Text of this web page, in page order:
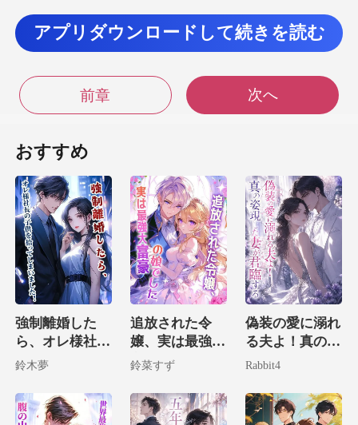
性があることを考えると、通
常、これらの生き物を恐れることはありませんで
き物とは異なり、ブレード
アプリダウンロードして続きを読む
前章 次へ
おすすめ
強制離婚した
ら、オレ様社長
の子供を拾って
鈴木夢
追放された令
嬢、実は最強大
富豪の娘でした
鈴菜すず
偽装の愛に溺れ
る夫よ！真の姿
現した妻が君臨
Rabbit4